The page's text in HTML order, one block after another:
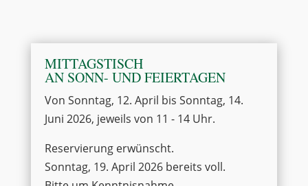
MITTAGSTISCH
AN SONN- UND FEIERTAGEN
Von Sonntag, 12. April bis Sonntag, 14.
Juni 2026, jeweils von 11 - 14 Uhr.
Reservierung erwünscht.
Sonntag, 19. April 2026 bereits voll.